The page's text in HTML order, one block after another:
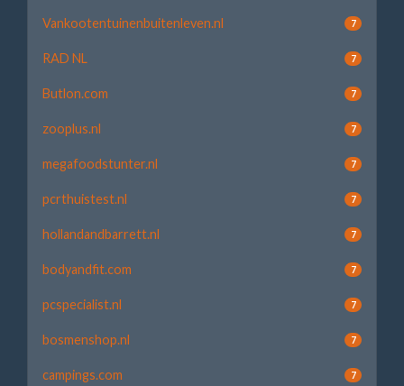
Vankootentuinenbuitenleven.nl 7
RAD NL 7
Butlon.com 7
zooplus.nl 7
megafoodstunter.nl 7
pcrthuistest.nl 7
hollandandbarrett.nl 7
bodyandfit.com 7
pcspecialist.nl 7
bosmenshop.nl 7
campings.com 7